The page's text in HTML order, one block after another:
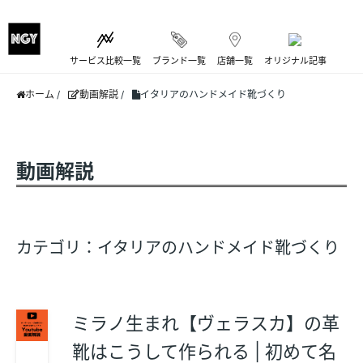
サービス比較一覧 ブランド一覧 店舗一覧 オリジナル記事
ホーム / 動画解説 / イタリアのハンドメイド靴づくり
動画解説
カテゴリ：イタリアのハンドメイド靴づくり
ミラノ生まれ【ヴェラスカ】の革
靴はこうして作られる | 初めて名